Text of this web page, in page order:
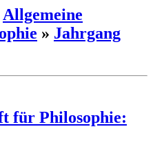
Allgemeine
» Jahrgang
für Philosophie: